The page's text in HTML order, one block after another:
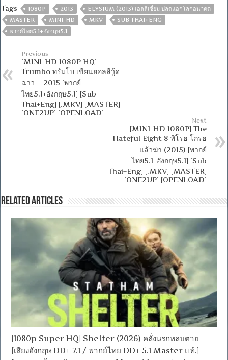
Tags 1080P 2013
ELYSIUM (2013) เอลลิเซี่ยม ปลดแอกโลกอนาคต
MASTER
MINI-HD MKV
SUB THAI+ENG
พากย์ไทย5.1+อังกฤษ5.1
Previous
[MINI-HD 1080P HQ]
Trumbo ทรัมโบ เขียนฮอลลีวู้ด
ฉาว – 2015 [พากย์
ไทย5.1+อังกฤษ5.1] [Sub
Thai+Eng] [.MKV] [MASTER]
[ONE2UP] [OPENLOAD]
Next
[MINI-HD 1080P] The
Hateful Eight 8 พิโรธ โกรธ
แล้วฆ่า (2015) [พากย์
ไทย5.1+อังกฤษ5.1] [Sub
Thai+Eng] [.MKV] [MASTER]
[ONE2UP] [OPENLOAD]
Related Articles
[1080p Super HQ] Shelter (2026) คลั่งนรกหลบตาย
[เสียงอังกฤษ DD+ 7.1 / พากย์ไทย DD+ 5.1 Master แท้.]